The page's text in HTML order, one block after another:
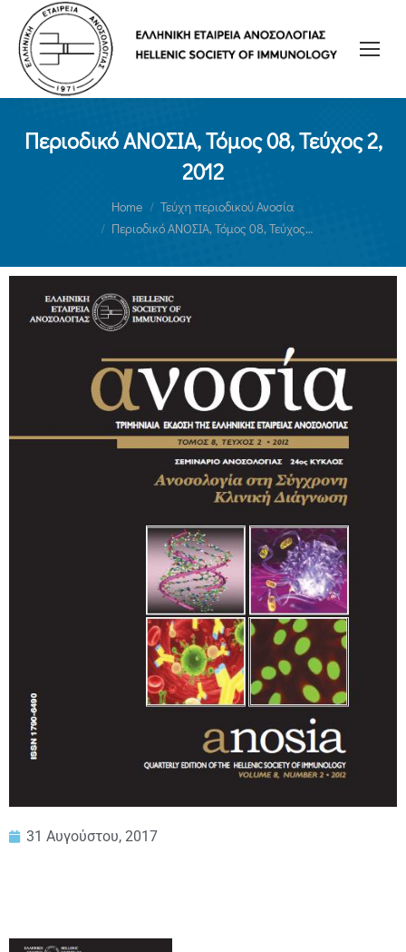
Περιοδικό ΑΝΟΣΙΑ, Τόμος 08, Τεύχος 2,
2012
Home
Τεύχη περιοδικού Ανοσία
Περιοδικό ΑΝΟΣΙΑ, Τόμος 08, Τεύχος…
31 Αυγούστου, 2017